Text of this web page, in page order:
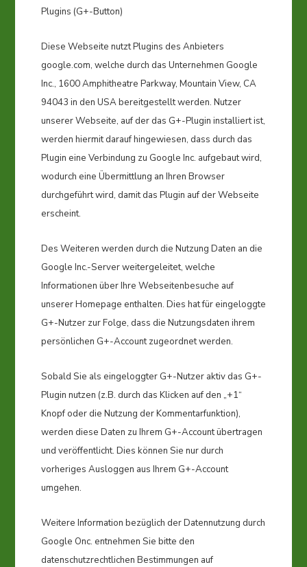
Plugins (G+-Button)
Diese Webseite nutzt Plugins des Anbieters
google.com, welche durch das Unternehmen Google
Inc., 1600 Amphitheatre Parkway, Mountain View, CA
94043 in den USA bereitgestellt werden. Nutzer
unserer Webseite, auf der das G+-Plugin installiert ist,
werden hiermit darauf hingewiesen, dass durch das
Plugin eine Verbindung zu Google Inc. aufgebaut wird,
wodurch eine Übermittlung an Ihren Browser
durchgeführt wird, damit das Plugin auf der Webseite
erscheint.
Des Weiteren werden durch die Nutzung Daten an die
Google Inc.-Server weitergeleitet, welche
Informationen über Ihre Webseitenbesuche auf
unserer Homepage enthalten. Dies hat für eingeloggte
G+-Nutzer zur Folge, dass die Nutzungsdaten ihrem
persönlichen G+-Account zugeordnet werden.
Sobald Sie als eingeloggter G+-Nutzer aktiv das G+-
Plugin nutzen (z.B. durch das Klicken auf den „+1“
Knopf oder die Nutzung der Kommentarfunktion),
werden diese Daten zu Ihrem G+-Account übertragen
und veröffentlicht. Dies können Sie nur durch
vorheriges Ausloggen aus Ihrem G+-Account
umgehen.
Weitere Information bezüglich der Datennutzung durch
Google Onc. entnehmen Sie bitte den
datenschutzrechtlichen Bestimmungen auf